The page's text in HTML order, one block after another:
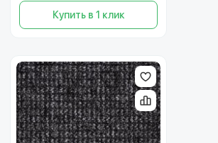
Купить в 1 клик